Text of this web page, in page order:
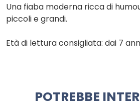
Una fiaba moderna ricca di
piccoli e grandi.
Età di lettura consigliata: dai 7
POTREBBE